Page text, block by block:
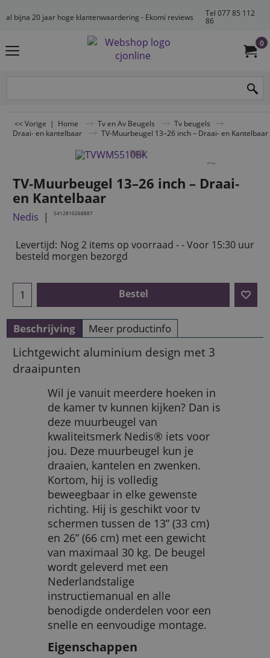
al bijna 20 jaar hoge klantenwaardering - Ekomi reviews
Tel 077 85 112
86
0
<< Vorige | Home Tv en Av Beugels
Tv beugels
Draai- en kantelbaar
TV‑Muurbeugel 13–26 inch – Draai‑ en Kantelbaar
TV‑Muurbeugel 13–26 inch – Draai‑
en Kantelbaar
Nedis 5412810268887
Levertijd: Nog 2 items op voorraad - - Voor 15:30 uur
besteld morgen bezorgd
Bestel
Beschrijving Meer productinfo
Lichtgewicht aluminium design met 3
draaipunten
Wil je vanuit meerdere hoeken in
de kamer tv kunnen kijken? Dan is
deze muurbeugel van
kwaliteitsmerk Nedis® iets voor
jou. Deze muurbeugel kun je
draaien, kantelen en zwenken.
Kortom, hij is volledig
beweegbaar in elke gewenste
richting. Hij is geschikt voor tv
schermen tussen de 13” (33 cm)
en 26” (66 cm) met een gewicht
van maximaal 30 kg. De beugel
wordt geleverd met een
Nederlandstalige
instructiemanual en alle
benodigde onderdelen voor een
snelle en eenvoudige montage.
Eigenschappen